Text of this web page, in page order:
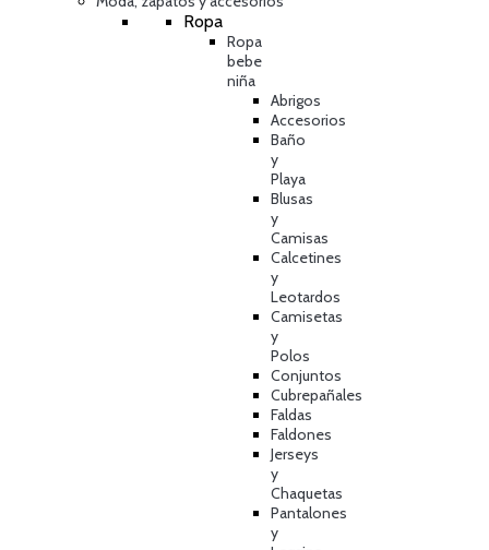
Ropa
Ropa
bebe
niña
Abrigos
Accesorios
Baño
y
Playa
Blusas
y
Camisas
Calcetines
y
Leotardos
Camisetas
y
Polos
Conjuntos
Cubrepañales
Faldas
Faldones
Jerseys
y
Chaquetas
Pantalones
y